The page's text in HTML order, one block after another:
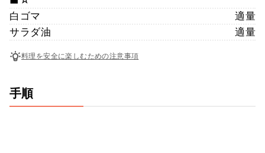
白ゴマ
適量
サラダ油
適量
料理を安全に楽しむための注意事項
手順